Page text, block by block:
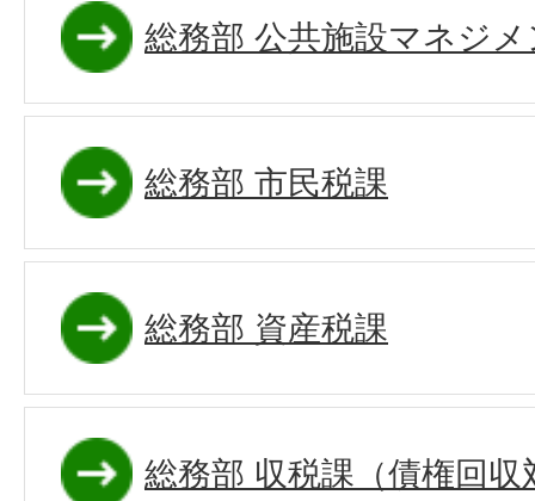
総務部 公共施設マネジ
総務部 市民税課
総務部 資産税課
総務部 収税課（債権回収